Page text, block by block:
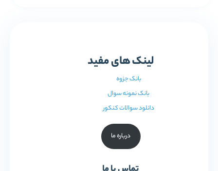
لینک های مفید
بانک جزوه
بانک نمونه سوال
دانلود سوالات کنکور
درباره ما